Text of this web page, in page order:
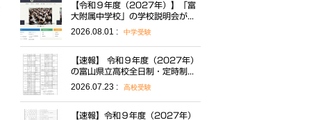
【令和９年度（2027年）】「富
大附属中学校」の学校説明会が...
2026.08.01 : 中学受験
【速報】 令和９年度（2027年）
の富山県立高校全日制・定時制...
2026.07.23 : 高校受験
【速報】令和９年度（2027年）